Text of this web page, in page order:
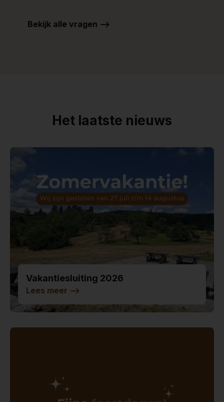
Bekijk alle vragen -->
Het laatste nieuws
Vakantiesluiting 2026
Lees meer -->